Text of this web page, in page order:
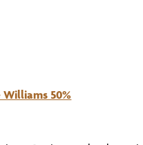
Williams 50%